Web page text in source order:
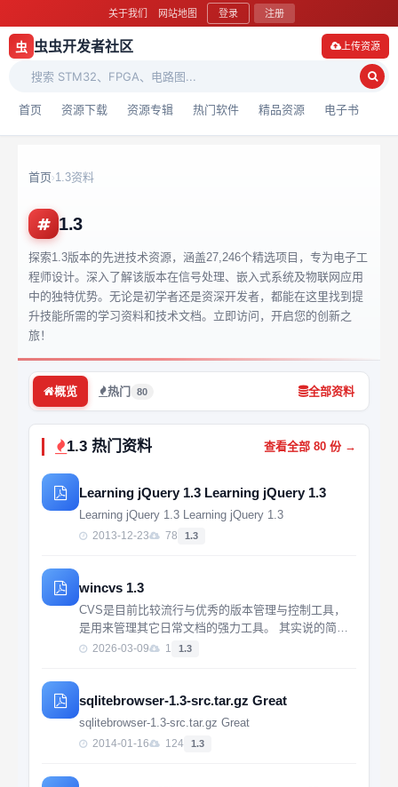
关于我们 网站地图 登录 注册
虫 虫虫开发者社区
首页 资源下载 资源专辑 热门软件 精品资源 电子书
上传资源
首页›1.3资料
1.3
探索1.3版本的先进技术资源，涵盖27,246个精选项目，专为电子工
程师设计。深入了解该版本在信号处理、嵌入式系统及物联网应用
中的独特优势。无论是初学者还是资深开发者，都能在这里找到提
升技能所需的学习资料和技术文档。立即访问，开启您的创新之
旅！
概览 热门 80 全部资料
1.3 热门资料 查看全部 80 份 →
Learning jQuery 1.3 Learning jQuery 1.3
Learning jQuery 1.3 Learning jQuery 1.3
2013-12-23 78 1.3
wincvs 1.3
CVS是目前比较流行与优秀的版本管理与控制工具，
是用来管理其它日常文档的强力工具。 其实说的简单
一点，CVS管理着项目开发的代码文件，而且各个版
2026-03-09 1 1.3
sqlitebrowser-1.3-src.tar.gz Great
sqlitebrowser-1.3-src.tar.gz Great
2014-01-16 124 1.3